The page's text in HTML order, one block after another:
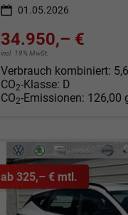
01.05.2026
34.950,– €
incl. 19% MwSt.
Verbrauch kombiniert:
CO2-Klasse: D
CO2-Emissionen: 126,00
ab 325,– € mtl.